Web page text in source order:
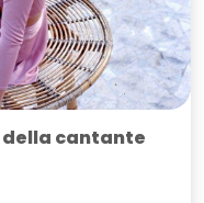
della cantante